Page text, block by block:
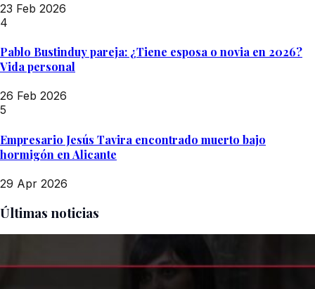
23 Feb 2026
4
Pablo Bustinduy pareja: ¿Tiene esposa o novia en 2026?
Vida personal
26 Feb 2026
5
Empresario Jesús Tavira encontrado muerto bajo
hormigón en Alicante
29 Apr 2026
Últimas noticias